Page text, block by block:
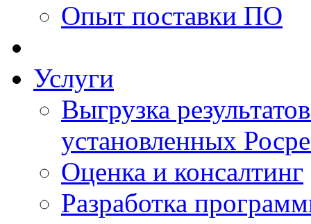
Опыт поставки ПО
Услуги
Выгрузка
установленных
Оценка и консалтинг
Разработка